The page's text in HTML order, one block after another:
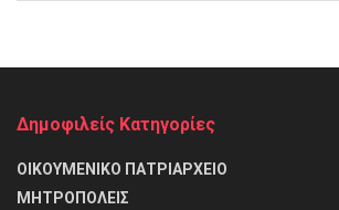
Δημοφιλείς Κατηγορίες
ΟΙΚΟΥΜΕΝΙΚΟ ΠΑΤΡΙΑΡΧΕΙΟ
ΜΗΤΡΟΠΟΛΕΙΣ